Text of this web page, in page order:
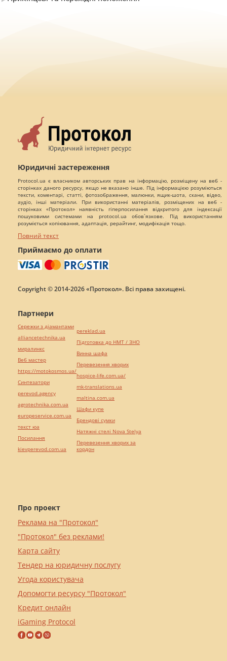
Юридичні застереження
Protocol.ua є власником авторських прав на інформацію, розміщену на веб -
сторінках даного ресурсу, якщо не вказано інше. Під інформацією розуміються
тексти, коментарі, статті, фотозображення, малюнки, ящик-шота, скани, відео,
аудіо, інші матеріали. При використанні матеріалів, розміщених на веб -
сторінках «Протокол» наявність гіперпосилання відкритого для індексації
пошуковими системами на protocol.ua обов`язкове. Під використанням
розуміється копіювання, адаптація, рерайтинг, модифікація тощо.
Повний текст
Приймаємо до оплати
Copyright © 2014-2026 «Протокол». Всі права захищені.
Про проект
Реклама на "Протокол"
"Протокол" без реклами!
Карта сайту
Тендер на юридичну послугу
Угода користувача
Допомогти ресурсу "Протокол"
Кредит онлайн
iGaming Protocol
Партнери
Сережки з діамантами
alliancetechnika.ua
миралинкс
Веб мастер
https://motokosmos.ua/
Синтезатори
perevod.agency
agrotechnika.com.ua
europeservice.com.ua
текст юа
Посилання
kievperevod.com.ua
pereklad.ua
Підготовка до НМТ / ЗНО
Винна шафа
Перевезення хворих
hospice-life.com.ua/
mk-translations.ua
maltina.com.ua
Шафи купе
Брендові сумки
Натяжні стелі Nova Stelya
Перевезення хворих за
кордон